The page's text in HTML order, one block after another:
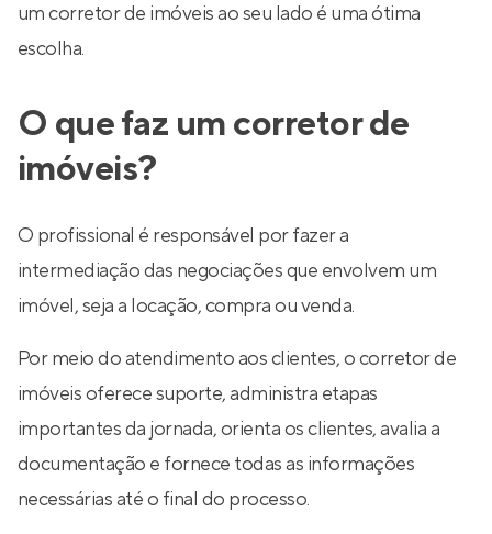
um corretor de imóveis ao seu lado é uma ótima
escolha.
O que faz um corretor de
imóveis?
O profissional é responsável por fazer a
intermediação das negociações que envolvem um
imóvel, seja a locação, compra ou venda.
Por meio do atendimento aos clientes, o corretor de
imóveis oferece suporte, administra etapas
importantes da jornada, orienta os clientes, avalia a
documentação e fornece todas as informações
necessárias até o final do processo.